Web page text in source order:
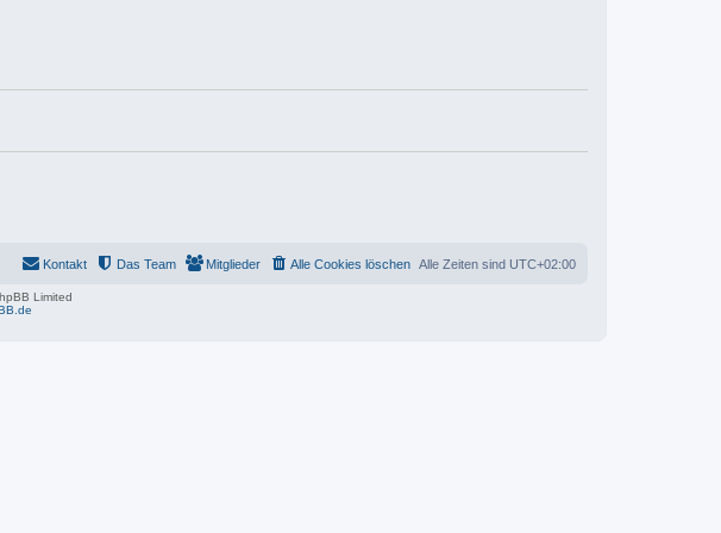
Alle Zeiten sind UTC+02:00
Alle Cookies löschen
Mitglieder
Das Team
Kontakt
Limited